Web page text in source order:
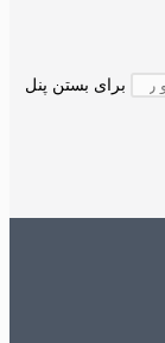
برای بستن پنل